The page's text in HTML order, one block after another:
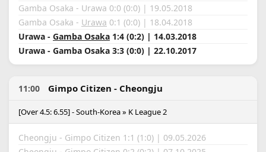
Gamba Osaka - Urawa 0:0 (0:0) | 19.05.2018
Gamba Osaka - Urawa 0:1 (0:0) | 18.04.2018
Urawa - Gamba Osaka 1:4 (0:2) | 14.03.2018
Urawa - Gamba Osaka 3:3 (0:0) | 22.10.2017
11:00 Gimpo Citizen - Cheongju
[Over 4.5: 6.55] - South-Korea » K League 2
Cheongju - Gimpo Citizen 1:1 (1:0) | 09.05.2026